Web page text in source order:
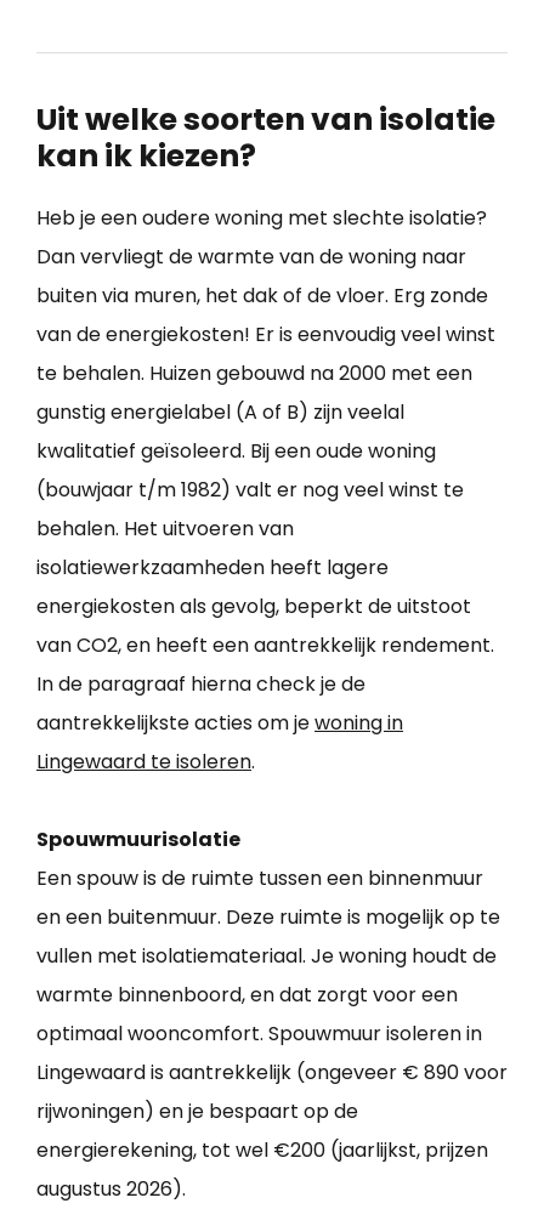
Uit welke soorten van isolatie
kan ik kiezen?
Heb je een oudere woning met slechte isolatie?
Dan vervliegt de warmte van de woning naar
buiten via muren, het dak of de vloer. Erg zonde
van de energiekosten! Er is eenvoudig veel winst
te behalen. Huizen gebouwd na 2000 met een
gunstig energielabel (A of B) zijn veelal
kwalitatief geïsoleerd. Bij een oude woning
(bouwjaar t/m 1982) valt er nog veel winst te
behalen. Het uitvoeren van
isolatiewerkzaamheden heeft lagere
energiekosten als gevolg, beperkt de uitstoot
van CO2, en heeft een aantrekkelijk rendement.
In de paragraaf hierna check je de
aantrekkelijkste acties om jewoning in
Lingewaard te isoleren.
Spouwmuurisolatie
Een spouw is de ruimte tussen een binnenmuur
en een buitenmuur. Deze ruimte is mogelijk op te
vullen met isolatiemateriaal. Je woning houdt de
warmte binnenboord, en dat zorgt voor een
optimaal wooncomfort. Spouwmuur isoleren in
Lingewaard is aantrekkelijk (ongeveer € 890 voor
rijwoningen) en je bespaart op de
energierekening, tot wel €200 (jaarlijkst, prijzen
augustus 2026).